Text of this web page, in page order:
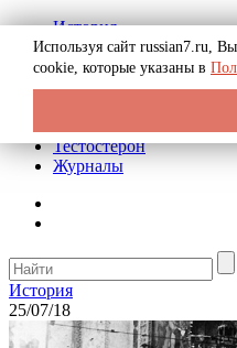
История
Биография
Криминал
Реклама на сайте
Тестостерон
Журналы
История
25/07/18
Используя сайт russian7.ru,
cookie, которые указаны в